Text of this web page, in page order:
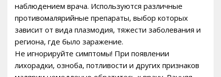
наблюдением врача. Используются различные
противомалярийные препараты, выбор которых
зависит от вида плазмодия, тяжести заболевания и
региона, где было заражение.
Не игнорируйте симптомы! При появлении
лихорадки, озноба, потливости и других признаков